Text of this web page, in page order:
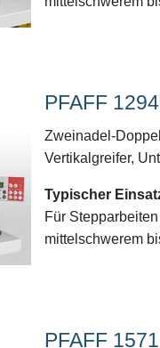
PFAFF 1294
Zweinadel-
Vertikalgreifer,
Typischer
Für
mittelschwerem
PFAFF 1571